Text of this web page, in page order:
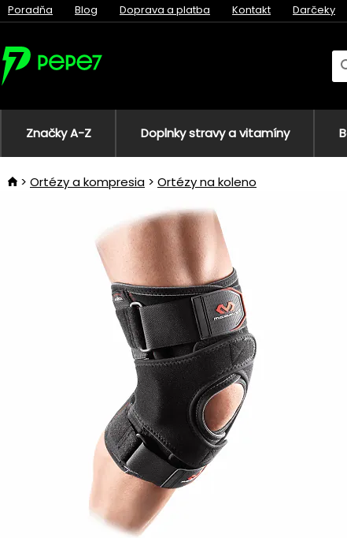
Poradňa Blog Doprava a platba Kontakt Darčeky
Značky A-Z Doplnky stravy a vitamíny
Ortézy a kompresia Ortézy na koleno